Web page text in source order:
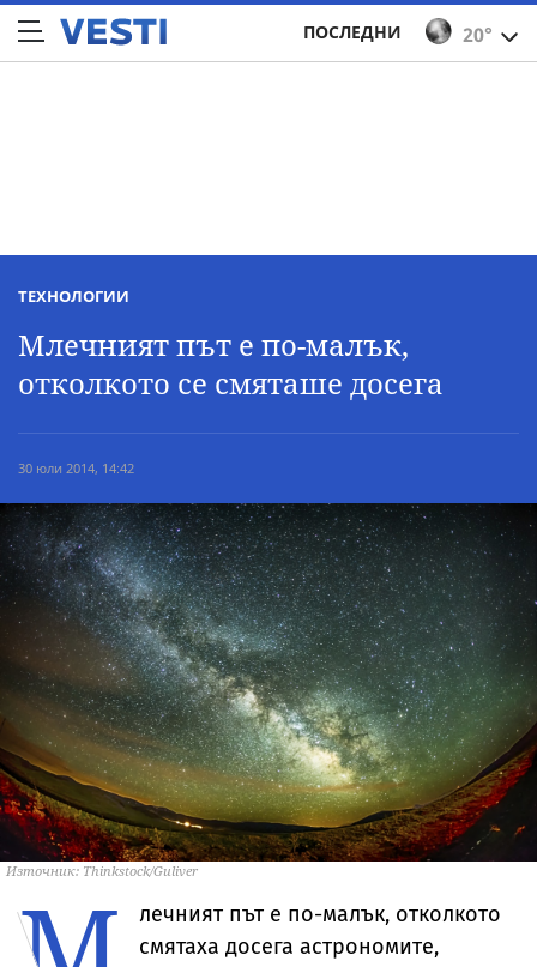
20°
ПОСЛЕДНИ
ТЕХНОЛОГИИ
Млечният път е по-малък,
отколкото се смяташе досега
30 юли 2014, 14:42
Източник: Thinkstock/Guliver
лечният път е по-малък, отколкото
смятаха досега астрономите,